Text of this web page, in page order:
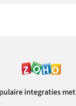
integraties met